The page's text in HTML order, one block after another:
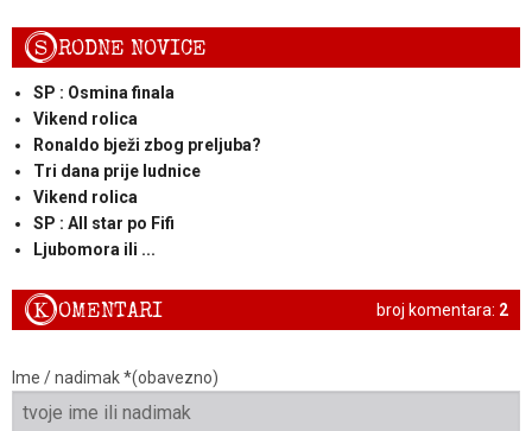
SRODNE NOVICE
SP : Osmina finala
Vikend rolica
Ronaldo bježi zbog preljuba?
Tri dana prije ludnice
Vikend rolica
SP : All star po Fifi
Ljubomora ili ...
broj komentara: 2
KOMENTARI
Ime / nadimak *(obavezno)